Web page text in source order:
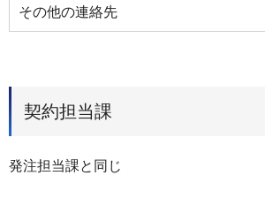
その他の連絡先
契約担当課
発注担当課と同じ